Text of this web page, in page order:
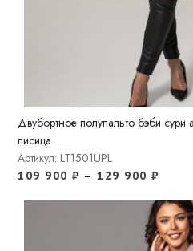
Двубортное полупальто бэби сури
лисица
Артикул: LT1501UPL
109 900₽ – 129 900₽